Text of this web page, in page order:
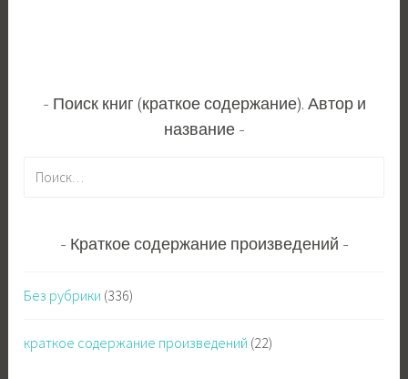
Поиск книг (краткое содержание). Автор и
название
Краткое содержание произведений
Без рубрики (336)
краткое содержание произведений (22)